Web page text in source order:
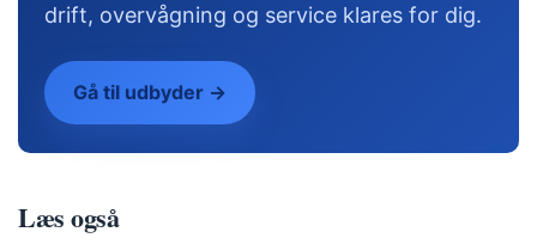
drift, overvågning og service klares for dig.
Gå til udbyder →
Læs også